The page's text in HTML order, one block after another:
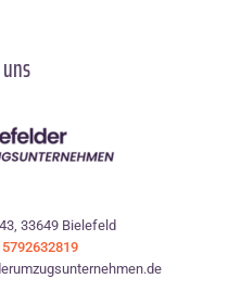
33649 Bielefeld